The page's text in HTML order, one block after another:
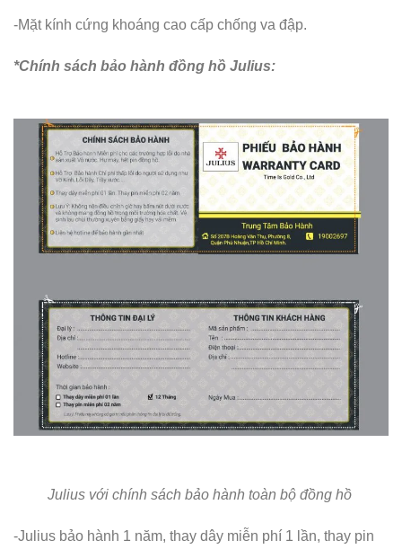
-Mặt kính cứng khoáng cao cấp chống va đập.
*Chính sách bảo hành đồng hồ Julius:
Julius với chính sách bảo hành toàn bộ đồng hồ
-Julius bảo hành 1 năm, thay dây miễn phí 1 lần, thay pin